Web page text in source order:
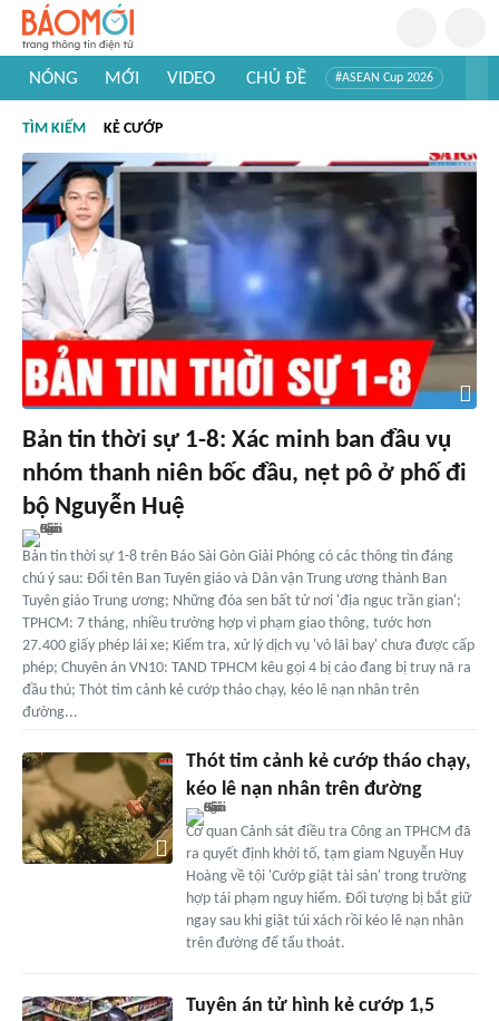
NÓNG MỚI VIDEO CHỦ ĐỀ #ASEAN Cup 2026
#Khám phá thế giới
TÌM KIẾM KẺ CƯỚP
Bản tin thời sự 1-8: Xác minh ban đầu vụ
nhóm thanh niên bốc đầu, nẹt pô ở phố đi
bộ Nguyễn Huệ
Bản tin thời sự 1-8 trên Báo Sài Gòn Giải Phóng có các thông tin đáng
chú ý sau: Đổi tên Ban Tuyên giáo và Dân vận Trung ương thành Ban
Tuyên giáo Trung ương; Những đóa sen bất tử nơi 'địa ngục trần gian';
TPHCM: 7 tháng, nhiều trường hợp vi phạm giao thông, tước hơn
27.400 giấy phép lái xe; Kiểm tra, xử lý dịch vụ 'vỏ lãi bay' chưa được cấp
phép; Chuyên án VN10: TAND TPHCM kêu gọi 4 bị cáo đang bị truy nã ra
đầu thú; Thót tim cảnh kẻ cướp tháo chạy, kéo lê nạn nhân trên
đường...
Thót tim cảnh kẻ cướp tháo chạy,
kéo lê nạn nhân trên đường
Cơ quan Cảnh sát điều tra Công an TPHCM đã
ra quyết định khởi tố, tạm giam Nguyễn Huy
Hoàng về tội 'Cướp giật tài sản' trong trường
hợp tái phạm nguy hiểm. Đối tượng bị bắt giữ
ngay sau khi giật túi xách rồi kéo lê nạn nhân
trên đường để tẩu thoát.
Tuyên án tử hình kẻ cướp 1,5